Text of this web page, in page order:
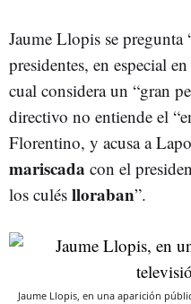
Jaume Llopis se pregunta
presidentes, en especial
cual considera un “gran
directivo no entiende el
Florentino, y acusa a
mariscada con el
los culés lloraban”.
Jaume Llopis, en una aparición